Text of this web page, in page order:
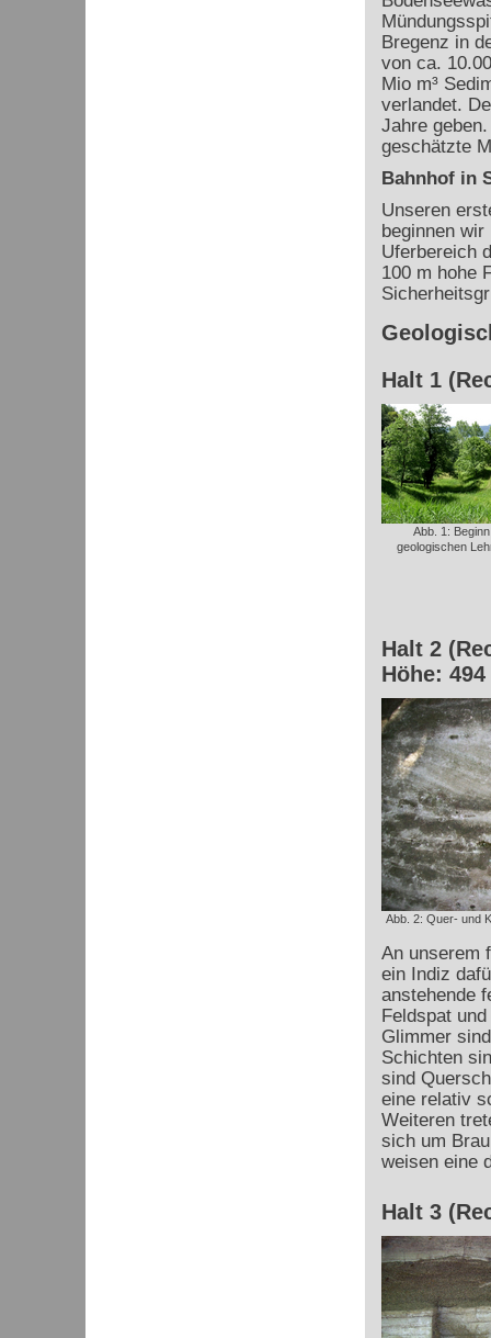
Bregenz in
von ca.
Mio m³
verlandet.
Jahre
geschätzte
Bahnhof in
Unseren
beginnen
Uferbereich
100 m hohe
Halt 1
Abb. 1:
geologischen
Halt 2
Höhe:
Abb. 2: Quer- und
An unserem
ein Indiz
anstehende
Feldspat
Glimmer
Schichten
sind
eine relativ
Weiteren
sich um
weisen eine
Halt 3